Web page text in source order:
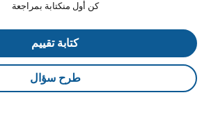
كن أول منكتابة بمراجعة
كتابة تقييم
طرح سؤال